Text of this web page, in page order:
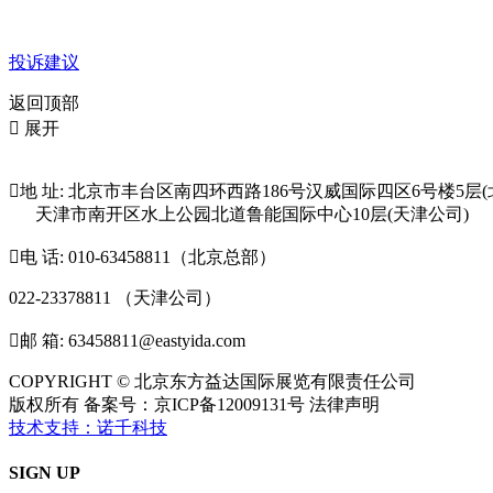
投诉建议
返回顶部
 展开
地 址: 北京市丰台区南四环西路186号汉威国际四区6号楼5层(
天津市南开区水上公园北道鲁能国际中心10层(天津公司)
电 话: 010-63458811（北京总部）
022-23378811 （天津公司）
邮 箱: 63458811@eastyida.com
COPYRIGHT © 北京东方益达国际展览有限责任公司
版权所有 备案号：京ICP备12009131号 法律声明
技术支持：诺千科技
SIGN UP